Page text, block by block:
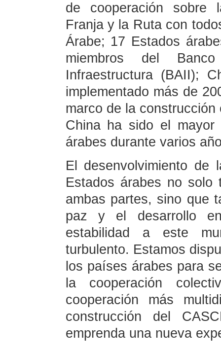
de cooperación sobre
Franja y la Ruta con
Árabe; 17 Estados
miembros del
Infraestructura (BAII);
implementado más de
marco de la
China ha sido el mayor
árabes durante varios
El desenvolvimiento de
Estados árabes no solo
ambas partes, sino que
paz y el desarrollo
estabilidad a este
turbulento. Estamos
los países árabes para
la cooperación
cooperación más
construcción del
emprenda una nueva